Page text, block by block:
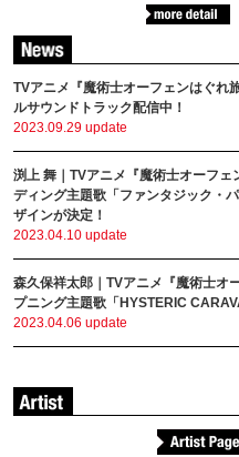
TVアニメ『魔術士オーフェンはぐれ
ルサウンドトラック配信中！
2023.09.29 update
渕上 舞｜TVアニメ『魔術士オーフ
ディング主題歌「ファンタジック・
ザインが決定！
2023.04.10 update
森久保祥太郎｜TVアニメ『魔術士オ
プニング主題歌「HYSTERIC
2023.04.06 update
森久保祥太